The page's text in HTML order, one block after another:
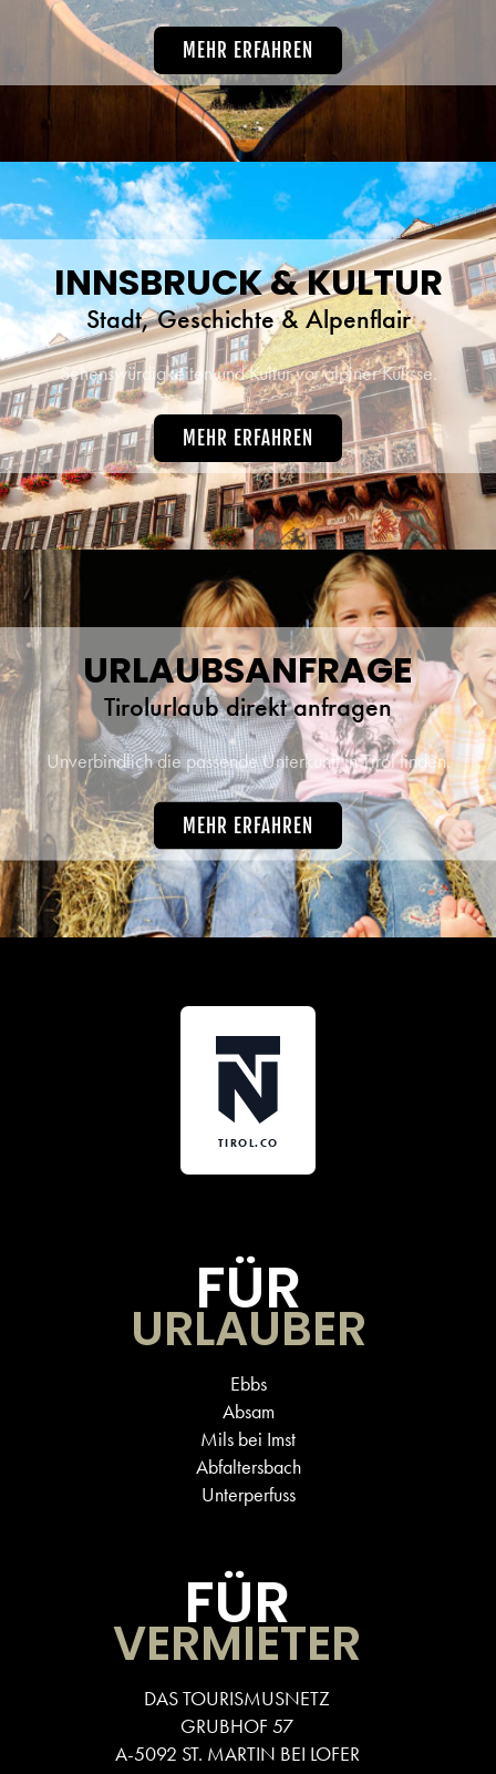
MEHR ERFAHREN
INNSBRUCK & KULTUR
Stadt, Geschichte & Alpenflair
Sehenswürdigkeiten und Kultur vor alpiner Kulisse.
MEHR ERFAHREN
URLAUBSANFRAGE
Tirolurlaub direkt anfragen
Unverbindlich die passende Unterkunft in Tirol finden.
MEHR ERFAHREN
TIROL.CO
FÜR
URLAUBER
Ebbs
Absam
Mils bei Imst
Abfaltersbach
Unterperfuss
FÜR
VERMIETER
DAS TOURISMUSNETZ
GRUBHOF 57
A-5092 ST. MARTIN BEI LOFER